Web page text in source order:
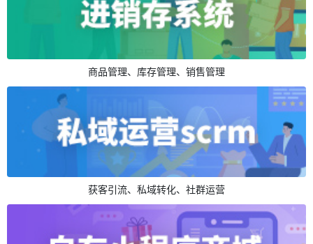
商品管理、库存管理、销售管理
获客引流、私域转化、社群运营